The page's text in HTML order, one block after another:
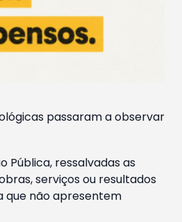
passaram a observar
Pública, ressalvadas as
serviços ou resultados
que não apresentem